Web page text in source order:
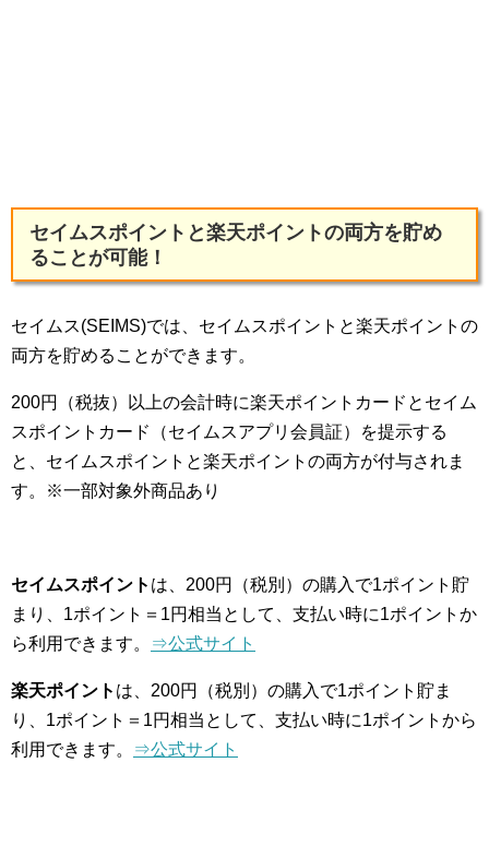
セイムスポイントと楽天ポイントの両方を貯め
ることが可能！
セイムス(SEIMS)では、セイムスポイントと楽天ポイントの
両方を貯めることができます。
200円（税抜）以上の会計時に楽天ポイントカードとセイム
スポイントカード（セイムスアプリ会員証）を提示する
と、セイムスポイントと楽天ポイントの両方が付与されま
す。※一部対象外商品あり
セイムスポイント は、200円（税別）の購入で1ポイント貯
まり、1ポイント＝1円相当として、支払い時に1ポイントか
ら利用できます。
⇒公式サイト
楽天ポイント は、200円（税別）の購入で1ポイント貯ま
り、1ポイント＝1円相当として、支払い時に1ポイントから
利用できます。
⇒公式サイト